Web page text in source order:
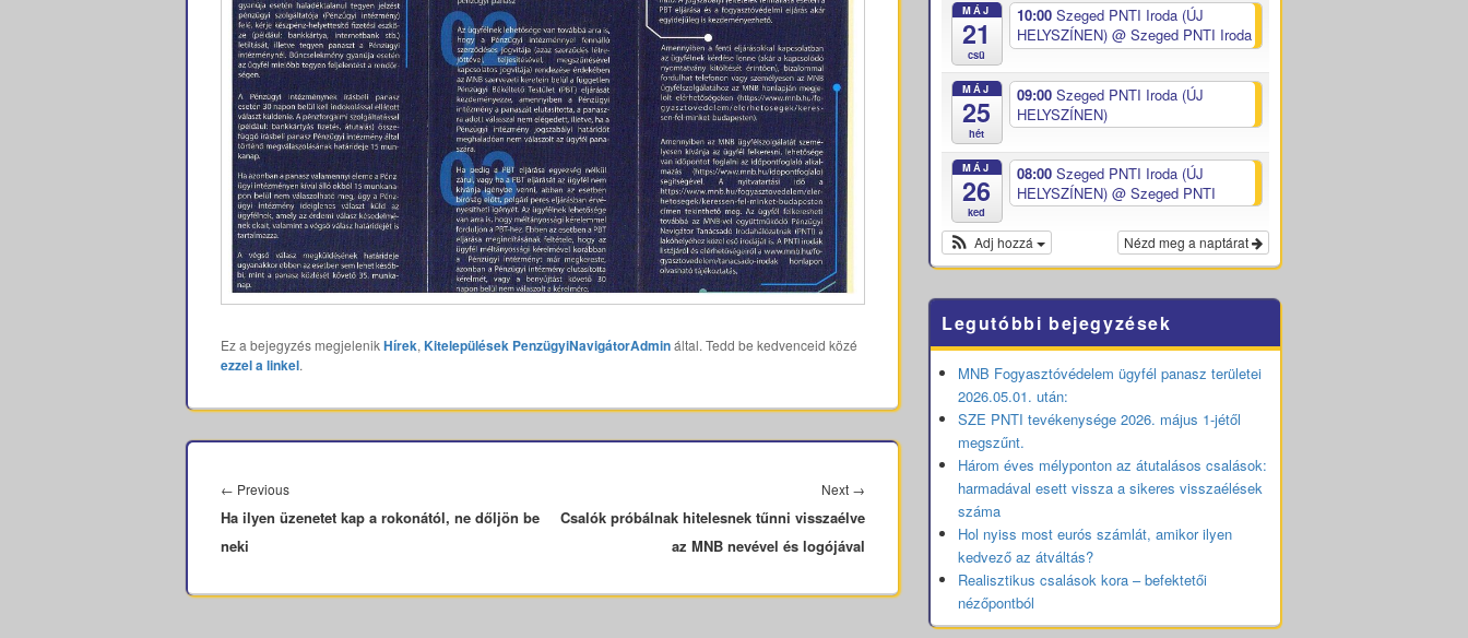
Ez a bejegyzés megjelenikHírek, Kitelepülések PenzügyiNavigátorAdmináltal. Tedd be kedvenceid közé
ezzel a linkel.
navigáció
← PreviousPrevious
post:
Ha ilyen üzenetet kap a rokonától, ne dőljön be
neki
Next →
post:
Csalók próbálnak hitelesnek tűnni visszaélve
az MNB nevével és logójával
MÁJ
21
csü
10:00 Szeged PNTI Iroda (ÚJ
HELYSZÍNEN) @ Szeged PNTI Iroda
MÁJ
25
hét
09:00 Szeged PNTI Iroda (ÚJ
HELYSZÍNEN)
MÁJ
26
ked
08:00 Szeged PNTI Iroda (ÚJ
HELYSZÍNEN) @ Szeged PNTI
Nézd meg a naptárat
Adj hozzá
Legutóbbi bejegyzések
MNB Fogyasztóvédelem ügyfél panasz területei
2026.05.01. után:
SZE PNTI tevékenysége 2026. május 1-jétől
megszűnt.
Három éves mélyponton az átutalásos csalások:
harmadával esett vissza a sikeres visszaélések
száma
Hol nyiss most eurós számlát, amikor ilyen
kedvező az átváltás?
Realisztikus csalások kora – befektetői
nézőpontból